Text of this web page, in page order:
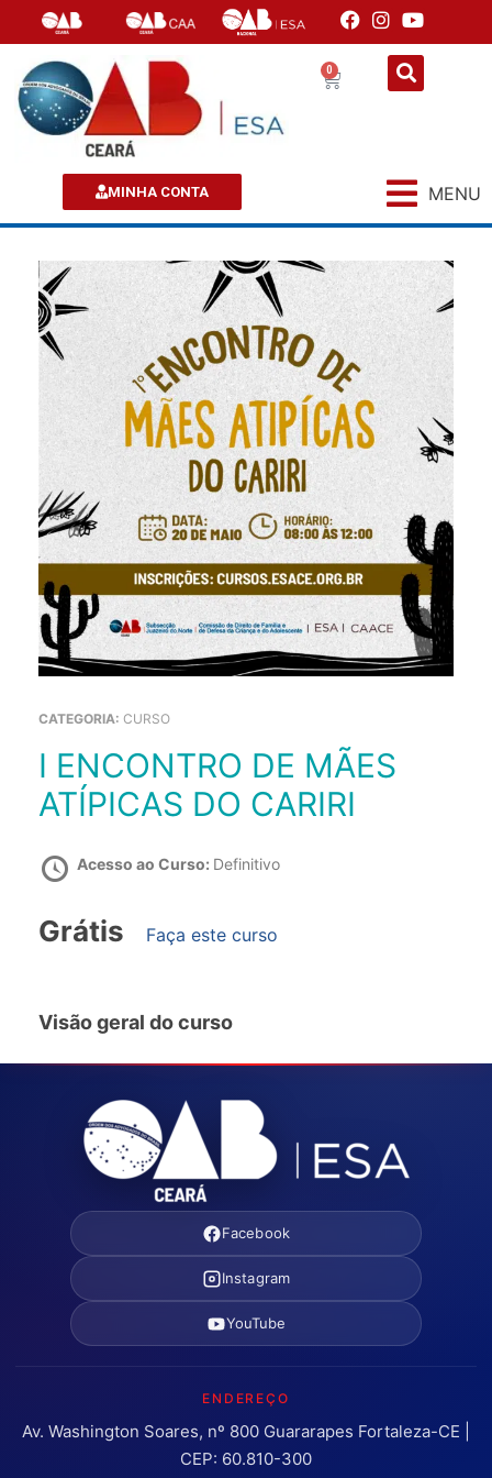
0
MINHA CONTA MENU
CATEGORIA: CURSO
I ENCONTRO DE MÃES
ATÍPICAS DO CARIRI
Acesso ao Curso: Definitivo
Grátis Faça este curso
Visão geral do curso
Facebook
Instagram
YouTube
ENDEREÇO
Av. Washington Soares, nº 800 Guararapes Fortaleza-CE |
CEP: 60.810-300